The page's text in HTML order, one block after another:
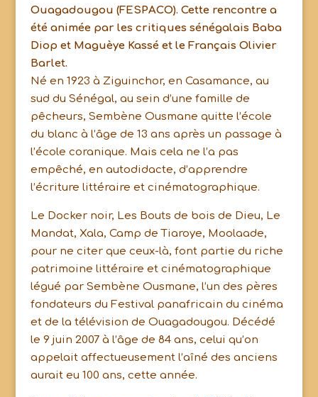
Ouagadougou (FESPACO). Cette rencontre a
été animée par les critiques sénégalais Baba
Diop et Maguèye Kassé et le Français Olivier
Barlet.
Né en 1923 à Ziguinchor, en Casamance, au
sud du Sénégal, au sein d’une famille de
pêcheurs, Sembène Ousmane quitte l’école
du blanc à l’âge de 13 ans après un passage à
l’école coranique. Mais cela ne l’a pas
empêché, en autodidacte, d’apprendre
l’écriture littéraire et cinématographique.
Le Docker noir, Les Bouts de bois de Dieu, Le
Mandat, Xala, Camp de Tiaroye, Moolaade,
pour ne citer que ceux-là, font partie du riche
patrimoine littéraire et cinématographique
légué par Sembène Ousmane, l’un des pères
fondateurs du Festival panafricain du cinéma
et de la télévision de Ouagadougou. Décédé
le 9 juin 2007 à l’âge de 84 ans, celui qu’on
appelait affectueusement l’aîné des anciens
aurait eu 100 ans, cette année.